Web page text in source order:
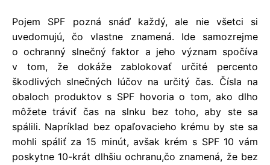
Pojem SPF pozná snáď každý, ale nie všetci si
uvedomujú, čo vlastne znamená. Ide samozrejme
o ochranný slnečný faktor a jeho význam spočíva
v tom, že dokáže zablokovať určité percento
škodlivých slnečných lúčov na určitý čas. Čísla na
obaloch produktov s SPF hovoria o tom, ako dlho
môžete tráviť čas na slnku bez toho, aby ste sa
spálili. Napríklad bez opaľovacieho krému by ste sa
mohli spáliť za 15 minút, avšak krém s SPF 10 vám
poskytne 10-krát dlhšiu ochranu,čo znamená, že bez